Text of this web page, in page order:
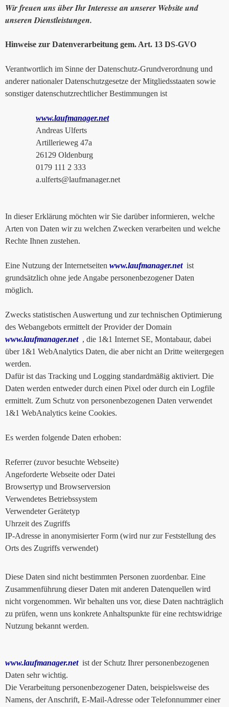
Wir freuen uns über Ihr Interesse an unserer Website und
unseren Dienstleistungen.
Hinweise zur Datenverarbeitung gem. Art. 13 DS-GVO
Verantwortlich im Sinne der Datenschutz-Grundverordnung und
anderer nationaler Datenschutzgesetze der Mitgliedsstaaten sowie
sonstiger datenschutzrechtlicher Bestimmungen ist
www.laufmanager.net
Andreas Ulferts
Artillerieweg 47a
26129 Oldenburg
0179 111 2 333
a.ulferts@laufmanager.net
In dieser Erklärung möchten wir Sie darüber informieren, welche
Arten von Daten wir zu welchen Zwecken verarbeiten und welche
Rechte Ihnen zustehen.
Eine Nutzung der Internetseiten www.laufmanager.netist
grundsätzlich ohne jede Angabe personenbezogener Daten
möglich.
Zwecks statistischen Auswertung und zur technischen Optimierung
des Webangebots ermittelt der Provider der Domain
www.laufmanager.net, die 1&1 Internet SE, Montabaur, dabei
über 1&1 WebAnalytics Daten, die aber nicht an Dritte weitergegen
werden.
Dafür ist das Tracking und Logging standardmäßig aktiviert. Die
Daten werden entweder durch einen Pixel oder durch ein Logfile
ermittelt. Zum Schutz von personenbezogenen Daten verwendet
1&1 WebAnalytics keine Cookies.
Es werden folgende Daten erhoben:
Referrer (zuvor besuchte Webseite)
Angeforderte Webseite oder Datei
Browsertyp und Browserversion
Verwendetes Betriebssystem
Verwendeter Gerätetyp
Uhrzeit des Zugriffs
IP-Adresse in anonymisierter Form (wird nur zur Feststellung des
Orts des Zugriffs verwendet)
Diese Daten sind nicht bestimmten Personen zuordenbar. Eine
Zusammenführung dieser Daten mit anderen Datenquellen wird
nicht vorgenommen. Wir behalten uns vor, diese Daten nachträglich
zu prüfen, wenn uns konkrete Anhaltspunkte für eine rechtswidrige
Nutzung bekannt werden.
www.laufmanager.netist der Schutz Ihrer personenbezogenen
Daten sehr wichtig.
Die Verarbeitung personenbezogener Daten, beispielsweise des
Namens, der Anschrift, E-Mail-Adresse oder Telefonnummer einer